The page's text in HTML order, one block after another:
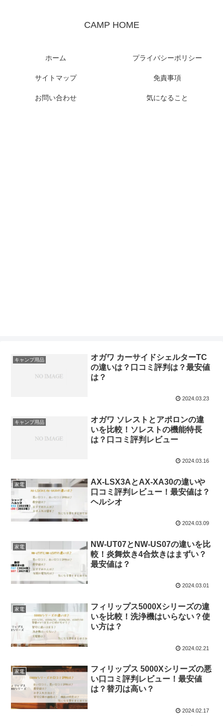
CAMP HOME
ホーム プライバシーポリシー
サイトマップ 免責事項
お問い合わせ 気になること
キャンプ用品
オガワ カーサイドシェルターTC
の違いは？口コミ評判は？最安値
は？
2024.03.23
キャンプ用品
オガワ ソレストとアポロンの違
いを比較！ソレストの機能特長
は？口コミ評判レビュー
2024.03.16
家電
AX-LSX3AとAX-XA30の違いや
口コミ評判レビュー！最安値は？
ヘルシオ
2024.03.09
家電
NW-UT07とNW-US07の違いを比
較！炎舞炊き4合炊きはまずい？
最安値は？
2024.03.01
家電
フィリップス5000Xシリーズの違
いを比較！洗浄機はいらない？使
い方は？
2024.02.21
家電
フィリップス 5000Xシリーズの悪
い口コミ評判レビュー！最安値
は？替刃は高い？
2024.02.17